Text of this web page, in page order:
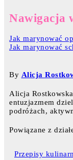
Nawigacja
Jak marynować
Jak marynować
By Alicja
Alicja
entuzjazmem
podróżach,
Powiązane z
Przepisy